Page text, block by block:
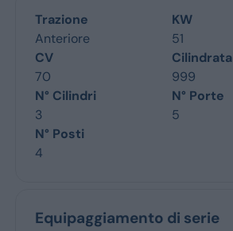
Trazione
Anteriore
KW
51
CV
70
Cilindrata
999
N° Cilindri
3
N° Porte
5
N° Posti
4
Equipaggiamento di serie